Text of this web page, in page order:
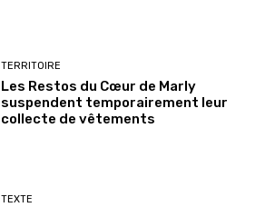
TERRITOIRE
Les Restos du Cœur de Marly
suspendent temporairement leur
collecte de vêtements
TEXTE